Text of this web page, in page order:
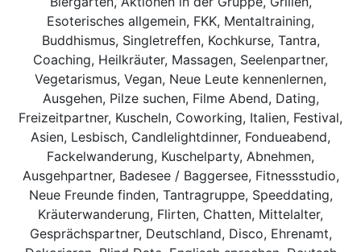
Esoterisches allgemein, FKK, Mentaltraining,
Buddhismus, Singletreffen, Kochkurse, Tantra,
Coaching, Heilkräuter, Massagen, Seelenpartner,
Vegetarismus, Vegan, Neue Leute kennenlernen,
Ausgehen, Pilze suchen, Filme Abend, Dating,
Freizeitpartner, Kuscheln, Coworking, Italien, Festival,
Asien, Lesbisch, Candlelightdinner, Fondueabend,
Fackelwanderung, Kuschelparty, Abnehmen,
Ausgehpartner, Badesee / Baggersee, Fitnessstudio,
Neue Freunde finden, Tantragruppe, Speeddating,
Kräuterwanderung, Flirten, Chatten, Mittelalter,
Gesprächspartner, Deutschland, Disco, Ehrenamt,